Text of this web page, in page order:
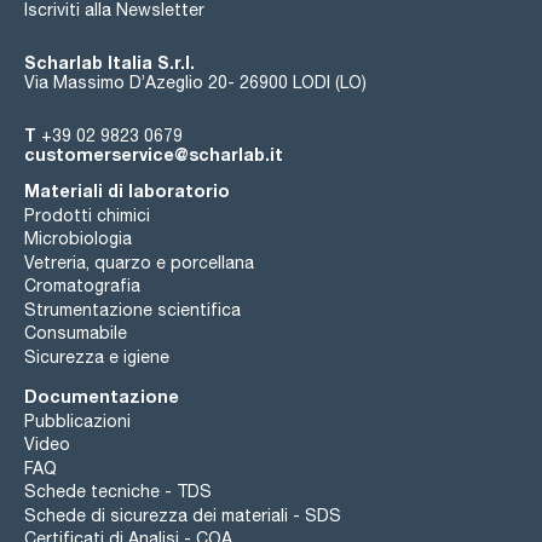
Iscriviti alla Newsletter
Scharlab Italia S.r.l.
Via Massimo D’Azeglio 20- 26900 LODI (LO)
T +39 02 9823 0679
customerservice@scharlab.it
Materiali di laboratorio
Prodotti chimici
Microbiologia
Vetreria, quarzo e porcellana
Cromatografia
Strumentazione scientifica
Consumabile
Sicurezza e igiene
Documentazione
Pubblicazioni
Video
FAQ
Schede tecniche - TDS
Schede di sicurezza dei materiali - SDS